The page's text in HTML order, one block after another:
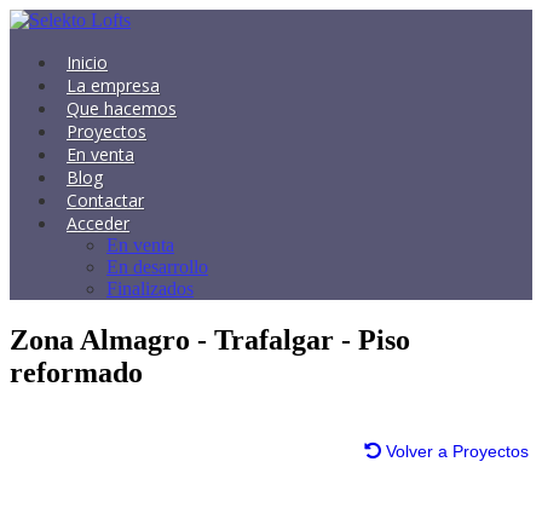
Inicio
La empresa
Que hacemos
Proyectos
En venta
Blog
Contactar
Acceder
En venta
En desarrollo
Finalizados
Zona Almagro - Trafalgar - Piso
reformado
Volver a Proyectos